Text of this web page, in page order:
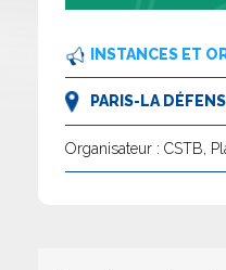
INSTANCES ET
PARIS-LA
Organisateur : CSTB,